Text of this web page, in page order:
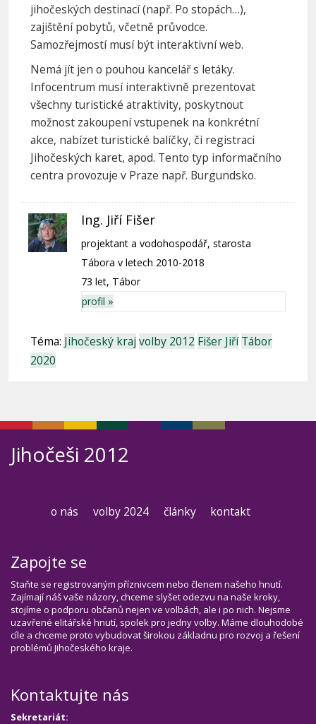
jihočeských destinací (např. Po stopách…),
zajištění pobytů, včetně průvodce.
Samozřejmostí musí být interaktivní web.
Nemá jít jen o pouhou kancelář s letáky.
Infocentrum musí interaktivně prezentovat
všechny turistické atraktivity, poskytnout
možnost zakoupení vstupenek na konkrétní
akce, nabízet turistické balíčky, či registraci
Jihočeských karet, apod. Tento typ informačního
centra provozuje v Praze např. Burgundsko.
Ing. Jiří Fišer
projektant a vodohospodář, starosta
Tábora v letech 2010-2018
73 let, Tábor
profil »
Téma: Jihočeský kraj volby 2012 Fišer Jiří Tábor
2020
Jihočeši 2012
o nás volby 2024 články kontakt
Zapojte se
Staňte se registrovaným příznivcem nebo členem našeho hnutí.
Zajímají náš vaše názory, chceme slyšet odezvu na naše kroky,
stojíme o podporu občanů nejen ve volbách, ale i po nich. Nejsme
uzavřené elitářské hnutí, spolek pro jedny volby. Máme dlouhodobé
cíle a chceme proto vybudovat širokou základnu pro rozvoj a řešení
problémů Jihočeského kraje.
Kontaktujte nás
Sekretariát: